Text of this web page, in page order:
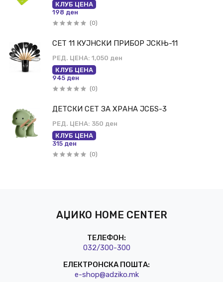
КЛУБ ЦЕНА
198 ден
(0)
СЕТ 11 КУЈНСКИ ПРИБОР ЈСКЊ-11
РЕД. ЦЕНА: 1,050 ден
КЛУБ ЦЕНА
945 ден
(0)
ДЕТСКИ СЕТ ЗА ХРАНА ЈСБЅ-3
РЕД. ЦЕНА: 350 ден
КЛУБ ЦЕНА
315 ден
(0)
АЏИКО HOME CENTER
ТЕЛЕФОН:
032/300-300
ЕЛЕКТРОНСКА ПОШТА:
e-shop@adziko.mk